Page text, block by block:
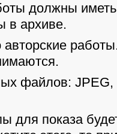
должны
в архиве.
файлов: JPEG,
для показа